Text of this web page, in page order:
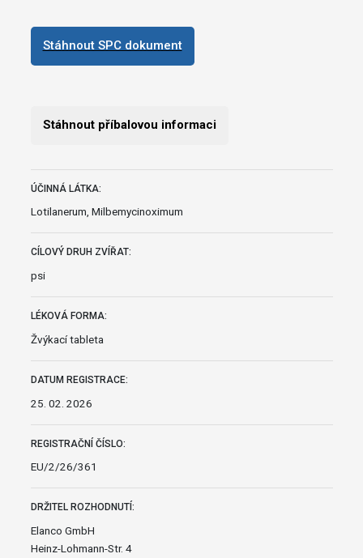
Stáhnout SPC dokument
Stáhnout příbalovou informaci
ÚČINNÁ LÁTKA:
Lotilanerum, Milbemycinoximum
CÍLOVÝ DRUH ZVÍŘAT:
psi
LÉKOVÁ FORMA:
Žvýkací tableta
DATUM REGISTRACE:
25. 02. 2026
REGISTRAČNÍ ČÍSLO:
EU/2/26/361
DRŽITEL ROZHODNUTÍ:
Elanco GmbH
Heinz-Lohmann-Str. 4